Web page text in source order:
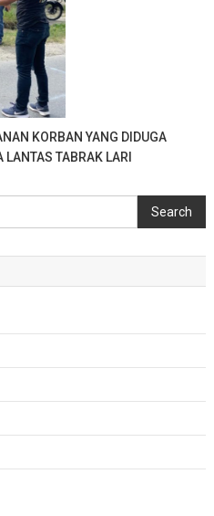
KORBAN YANG DIDUGA
TABRAK LARI
Search